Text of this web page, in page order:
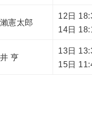
憲太郎
12日
14日
亨
13日
15日